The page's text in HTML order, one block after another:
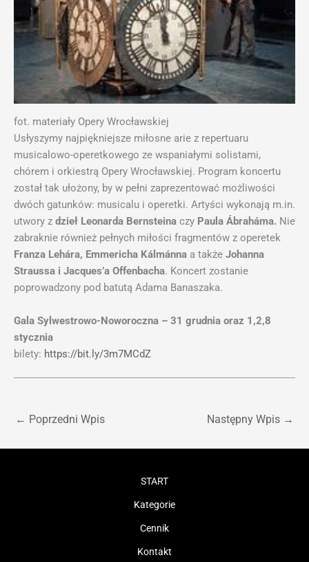
fot. materiały Opery Wrocławskiej
Usłyszymy najpiękniejsze miłosne arie z repertuaru
musicalowo-operetkowego ze wspaniałymi solistami,
chórem i orkiestrą Opery Wrocławskiej. Program koncertu
został tak ułożony, by w pełni zaprezentować możliwości
dwóch gatunków: musicalu i operetki. Artyści wykonają m.in.
utwory z dzieł Leonarda Bernsteina czy Paula Ábraháma. Nie
zabraknie również pełnych miłości fragmentów z operetek
Franza Lehára, Emmericha Kálmánna a także Johanna
Straussa i Jacques’a Offenbacha. Koncert zostanie
poprowadzony pod batutą Adama Banaszaka.
Gala Sylwestrowo-Noworoczna – 31 grudnia oraz 1,2,8
stycznia
bilety: https://bit.ly/3m7MCdZ
← Poprzedni Wpis Następny Wpis →
START
Kategorie
Cennik
Kontakt